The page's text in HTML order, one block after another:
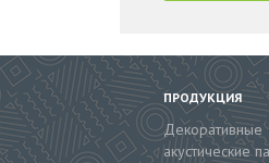
ПРОДУКЦИЯ
Декоративные
акустические